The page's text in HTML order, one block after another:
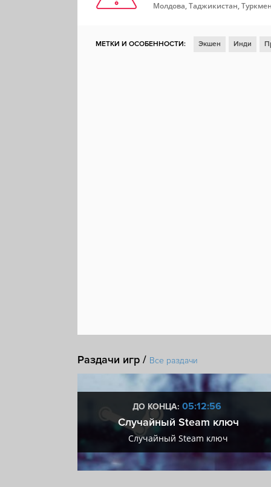
Молдова, Таджикистан,
МЕТКИ И ОСОБЕННОСТИ: Экшен Инди
Раздачи игр / Все раздачи
ДО КОНЦА: 05:12:56
Случайный Steam ключ
Случайный Steam ключ